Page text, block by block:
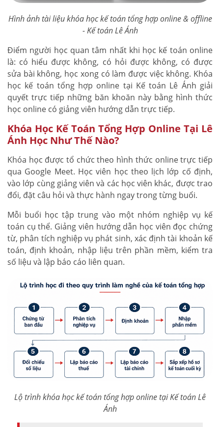
Hình ảnh tài liệu khóa học kế toán tổng hợp online & offline
- Kế toán Lê Ánh
Điểm người học quan tâm nhất khi học kế toán online
là: có hiểu được không, có hỏi được không, có được
sửa bài không, học xong có làm được việc không. Khóa
học kế toán tổng hợp online tại Kế toán Lê Ánh giải
quyết trực tiếp những băn khoăn này bằng hình thức
học online có giảng viên hướng dẫn trực tiếp.
Khóa Học Kế Toán Tổng Hợp Online Tại Lê
Ánh Học Như Thế Nào?
Khóa học được tổ chức theo hình thức online trực tiếp
qua Google Meet. Học viên học theo lịch lớp cố định,
vào lớp cùng giảng viên và các học viên khác, được trao
đổi, đặt câu hỏi và thực hành ngay trong từng buổi.
Mỗi buổi học tập trung vào một nhóm nghiệp vụ kế
toán cụ thể. Giảng viên hướng dẫn học viên đọc chứng
từ, phân tích nghiệp vụ phát sinh, xác định tài khoản kế
toán, định khoản, nhập liệu trên phần mềm, kiểm tra
số liệu và lập báo cáo liên quan.
Lộ trình khóa học kế toán tổng hợp online tại Kế toán Lê
Ánh